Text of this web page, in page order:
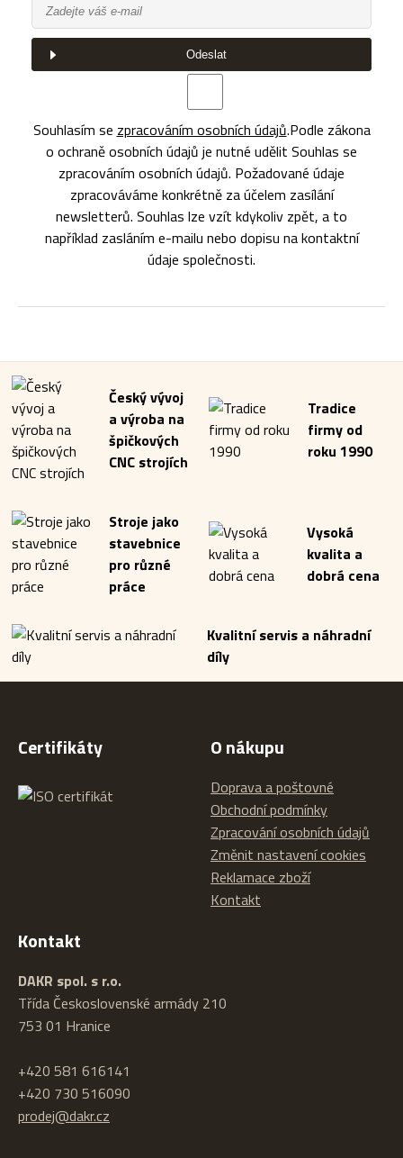
Odeslat
Souhlasím se zpracováním osobních údajů.Podle zákona
o ochraně osobních údajů je nutné udělit Souhlas se
zpracováním osobních údajů. Požadované údaje
zpracováváme konkrétně za účelem zasílání
newsletterů. Souhlas lze vzít kdykoliv zpět, a to
například zasláním e-mailu nebo dopisu na kontaktní
údaje společnosti.
Český vývoj
a výroba na
špičkových
CNC strojích
Tradice
firmy od
roku 1990
Stroje jako
stavebnice
pro různé
práce
Vysoká
kvalita a
dobrá cena
Kvalitní servis a náhradní
díly
Certifikáty O nákupu
Doprava a poštovné
Obchodní podmínky
Zpracování osobních údajů
Změnit nastavení cookies
Reklamace zboží
Kontakt
Kontakt
DAKR spol. s r.o.
Třída Československé armády 210
753 01 Hranice
+420 581 616141
+420 730 516090
prodej@dakr.cz